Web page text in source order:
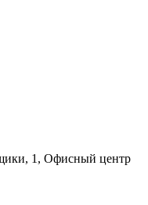
1, Офисный центр